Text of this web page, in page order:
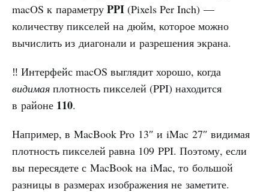
macOS к параметру PPI (Pixels Per Inch) —
количеству пикселей на дюйм, которое можно
вычислить из диагонали и разрешения экрана.
‼️ Интерфейс macOS выглядит хорошо, когда
видимая плотность пикселей (PPI) находится
в районе 110.
Например, в MacBook Pro 13″ и iMac 27″ видимая
плотность пикселей равна 109 PPI. Поэтому, если
вы пересядете с MacBook на iMac, то большой
разницы в размерах изображения не заметите.